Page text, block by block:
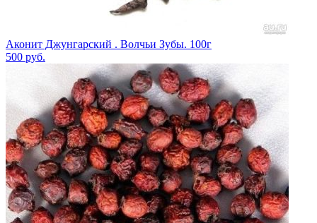
Аконит Джунгарский . Волчьи Зубы. 100г
500 руб.